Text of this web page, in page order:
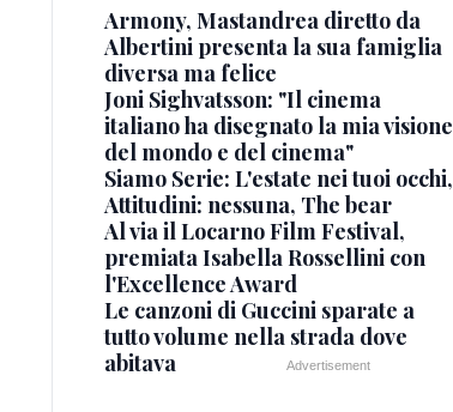
Armony, Mastandrea diretto da
Albertini presenta la sua famiglia
diversa ma felice
Joni Sighvatsson: "Il cinema
italiano ha disegnato la mia visione
del mondo e del cinema"
Siamo Serie: L'estate nei tuoi occhi,
Attitudini: nessuna, The bear
Al via il Locarno Film Festival,
premiata Isabella Rossellini con
l'Excellence Award
Le canzoni di Guccini sparate a
tutto volume nella strada dove
abitava